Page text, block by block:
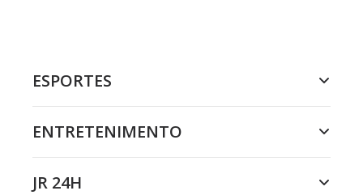
ESPORTES
ENTRETENIMENTO
JR 24H